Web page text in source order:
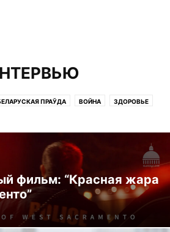
ПРАЎДА ВОЙНА ЗДОРОВЬЕ
НОВОСТИ ПОГОДА РАБОТА
СТАРТАПЫ СТАТЬИ
ЭКСКЛЮЗИВ
фильм: “Красная жара